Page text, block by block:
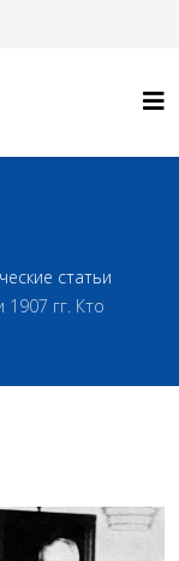
статьи
гг. Кто